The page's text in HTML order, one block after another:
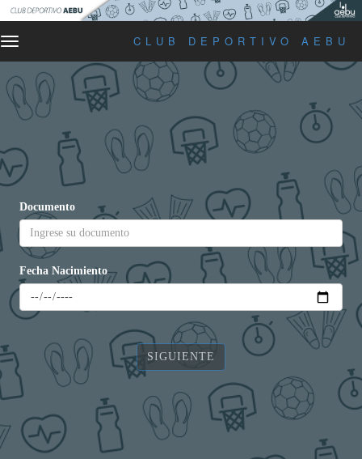
Alternar
navegación
CLUB DEPORTIVO AEBU
Documento
Fecha Nacimiento